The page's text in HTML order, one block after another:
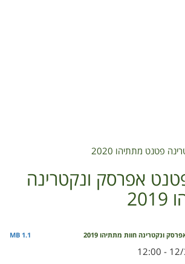
פטנט מתתיהו 2020
אפרסק ונקטרינה
ונקטרינה חוות מתתיהו 2019 1.1 MB